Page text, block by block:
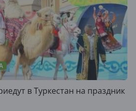
в Туркестан на праздник